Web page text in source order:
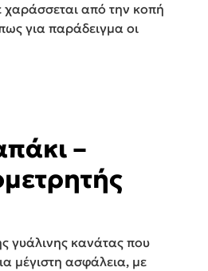
χαράσσεται από την κοπή
για παράδειγμα οι
–
γυάλινης κανάτας που
μέγιστη ασφάλεια, με